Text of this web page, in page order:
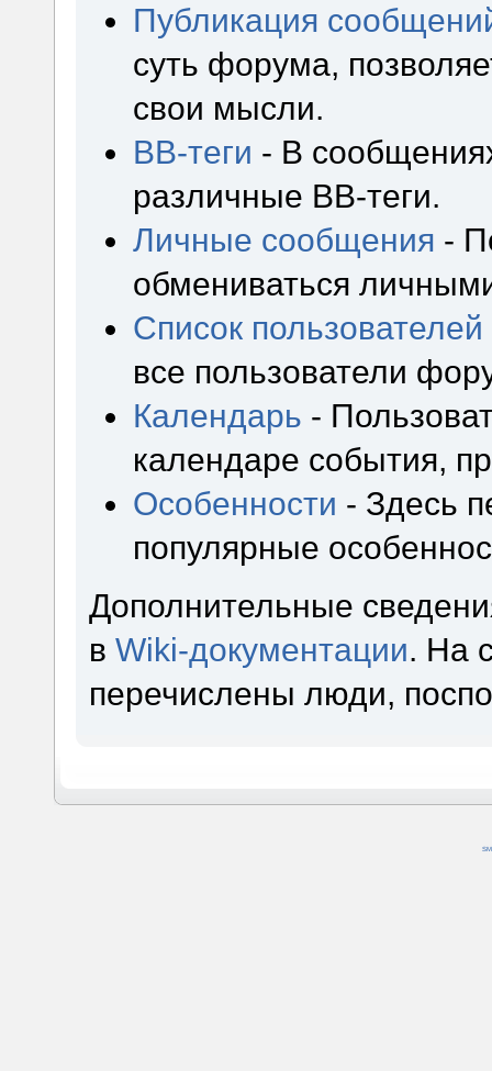
Публикация
суть форума,
свои мысли.
BB-теги - В
различные BB-теги.
Личные сообщения -
обмениваться
Список пользователей
все пользователи
Календарь -
календаре события,
Особенности - Здесь
популярные
Дополнительные
вWiki-документации. На
перечислены люди,